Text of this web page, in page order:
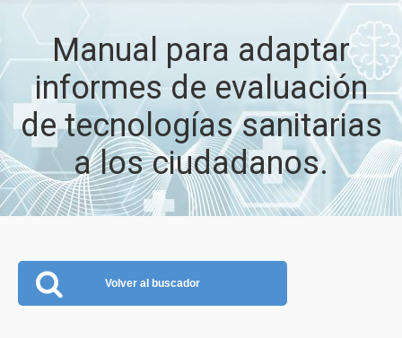
Manual para adaptar
informes de evaluación
de tecnologías sanitarias
a los ciudadanos.
Volver al buscador